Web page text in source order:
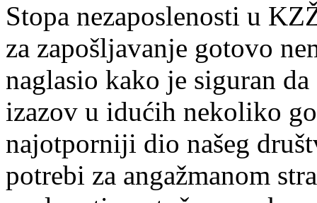
Stopa nezaposlenosti u
za zapošljavanje gotovo
naglasio kako je siguran
izazov u idućih nekoliko
najotporniji dio našeg
potrebi za angažmanom